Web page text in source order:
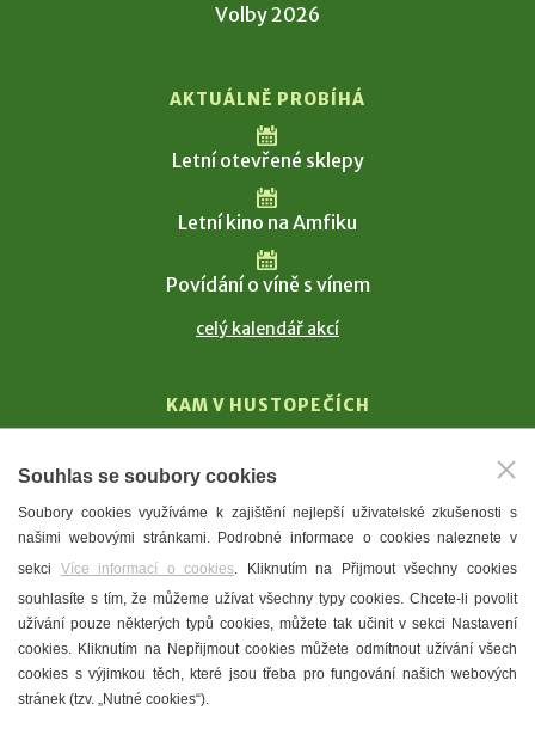
Volby 2026
AKTUÁLNĚ PROBÍHÁ
Letní otevřené sklepy
Letní kino na Amfiku
Povídání o víně s vínem
celý kalendář akcí
KAM V HUSTOPEČÍCH
T. G. Masaryk
Mandloně
Ubytování
Restaurace
Městské muzeum a galerie
Denní meníčka
Souhlas se soubory cookies
Soubory cookies využíváme k zajištění nejlepší uživatelské zkušenosti s
našimi webovými stránkami. Podrobné informace o cookies naleznete v
sekci Více informací o cookies. Kliknutím na Přijmout všechny cookies
souhlasíte s tím, že můžeme užívat všechny typy cookies. Chcete-li povolit
užívání pouze některých typů cookies, můžete tak učinit v sekci Nastavení
cookies. Kliknutím na Nepřijmout cookies můžete odmítnout užívání všech
cookies s výjimkou těch, které jsou třeba pro fungování našich webových
stránek (tzv. „Nutné cookies“).